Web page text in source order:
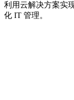
利用云解决方案实
化 IT 管理。